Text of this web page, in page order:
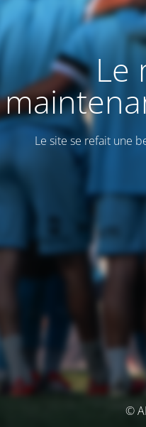
Le
Le site se refait une
©